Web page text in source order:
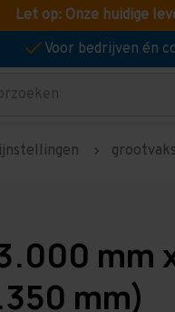
Let op: Onze huidige
Voor bedrijven én
mm
mm)